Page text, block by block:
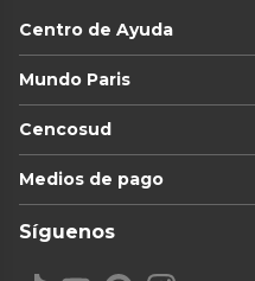
Centro de Ayuda
Mundo Paris
Cencosud
Medios de pago
Síguenos